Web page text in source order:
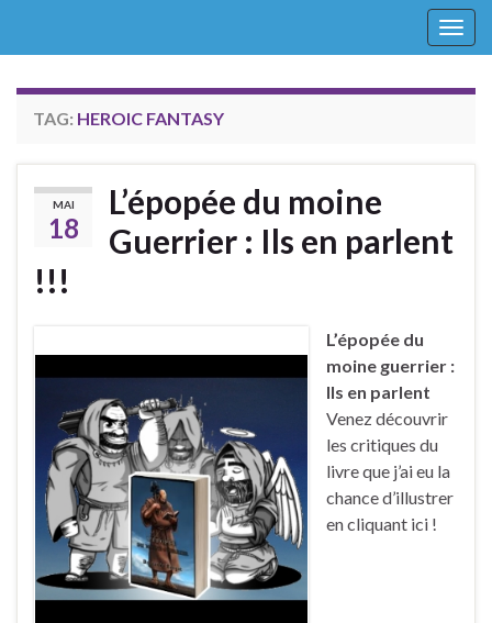
TAG: HEROIC FANTASY
MAI
18
L’épopée du moine
Guerrier : Ils en parlent
!!!
L’épopée du
moine guerrier :
Ils en parlent
Venez découvrir
les critiques du
livre que j’ai eu la
chance d’illustrer
en cliquant ici !